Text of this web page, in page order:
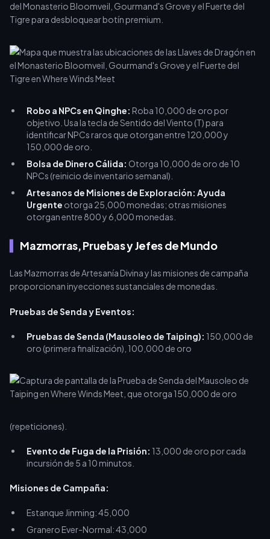
del Monasterio Bloomveil, Gourmand's Grove y el Fuerte del
Tigre para desbloquear botín premium.
Robo a NPCs en Qinghe: Roba 10,000 de oro por
objetivo. Usa la tecla de Sentido del Viento (T) para
identificar NPCs raros que otorgan entre 120,000 y
150,000 de oro.
Bolsa de Dinero Cálida: Otorga 10,000 de oro de 10
NPCs (reinicio de inventario semanal).
Artesanos de Misiones de Exploración: Ayuda
Urgente otorga 25,000 monedas; otras misiones
otorgan entre 800 y 6,000 monedas.
Mazmorras, Pruebas y Jefes de Mundo
Las Mazmorras de Artesanía Divina y las misiones de campaña
proporcionan inyecciones sustanciales de monedas.
Pruebas de Senda y Eventos:
Pruebas de Senda (Mausoleo de Taiping): 150,000 de
oro (primera finalización), 100,000 de oro
(repeticiones).
Evento de Fuga de la Prisión: 13,000 de oro por cada
incursión de 5 a 10 minutos.
Misiones de Campaña:
Estanque Jinming: 45,000
Granero Ever-Normal: 43,000